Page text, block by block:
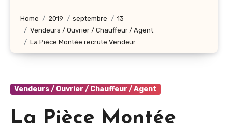
Home 2019 septembre
13
Vendeurs / Ouvrier / Chauffeur / Agent
La Pièce Montée recrute Vendeur
Vendeurs / Ouvrier / Chauffeur / Agent
La Pièce Montée